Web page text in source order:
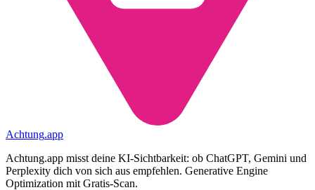
Achtung.app
Achtung.app misst deine KI-Sichtbarkeit: ob ChatGPT, Gemini und
Perplexity dich von sich aus empfehlen. Generative Engine
Optimization mit Gratis-Scan.